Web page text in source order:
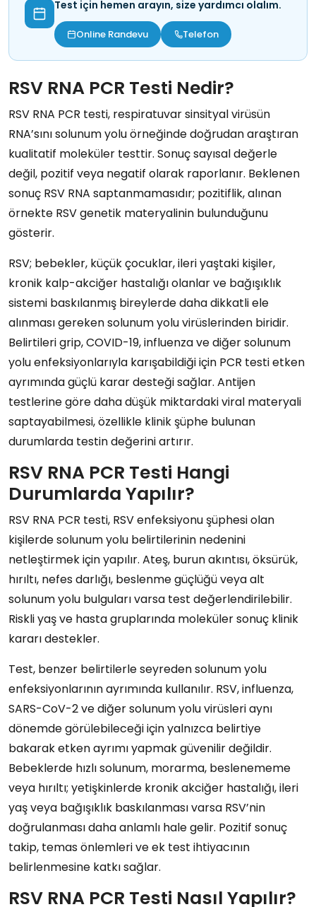
Test için hemen arayın, size yardımcı olalım.
Online Randevu Telefon
RSV RNA PCR Testi Nedir?
RSV RNA PCR testi, respiratuvar sinsityal virüsün
RNA’sını solunum yolu örneğinde doğrudan araştıran
kualitatif moleküler testtir. Sonuç sayısal değerle
değil, pozitif veya negatif olarak raporlanır. Beklenen
sonuç RSV RNA saptanmamasıdır; pozitiflik, alınan
örnekte RSV genetik materyalinin bulunduğunu
gösterir.
RSV; bebekler, küçük çocuklar, ileri yaştaki kişiler,
kronik kalp-akciğer hastalığı olanlar ve bağışıklık
sistemi baskılanmış bireylerde daha dikkatli ele
alınması gereken solunum yolu virüslerinden biridir.
Belirtileri grip, COVID-19, influenza ve diğer solunum
yolu enfeksiyonlarıyla karışabildiği için PCR testi etken
ayrımında güçlü karar desteği sağlar. Antijen
testlerine göre daha düşük miktardaki viral materyali
saptayabilmesi, özellikle klinik şüphe bulunan
durumlarda testin değerini artırır.
RSV RNA PCR Testi Hangi
Durumlarda Yapılır?
RSV RNA PCR testi, RSV enfeksiyonu şüphesi olan
kişilerde solunum yolu belirtilerinin nedenini
netleştirmek için yapılır. Ateş, burun akıntısı, öksürük,
hırıltı, nefes darlığı, beslenme güçlüğü veya alt
solunum yolu bulguları varsa test değerlendirilebilir.
Riskli yaş ve hasta gruplarında moleküler sonuç klinik
kararı destekler.
Test, benzer belirtilerle seyreden solunum yolu
enfeksiyonlarının ayrımında kullanılır. RSV, influenza,
SARS-CoV-2 ve diğer solunum yolu virüsleri aynı
dönemde görülebileceği için yalnızca belirtiye
bakarak etken ayrımı yapmak güvenilir değildir.
Bebeklerde hızlı solunum, morarma, beslenememe
veya hırıltı; yetişkinlerde kronik akciğer hastalığı, ileri
yaş veya bağışıklık baskılanması varsa RSV’nin
doğrulanması daha anlamlı hale gelir. Pozitif sonuç
takip, temas önlemleri ve ek test ihtiyacının
belirlenmesine katkı sağlar.
RSV RNA PCR Testi Nasıl Yapılır?